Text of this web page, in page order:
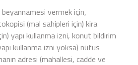
vermek için,
(mal sahipleri için) kira
yapı kullanma izni, konut bildirim
kullanma izni yoksa) nüfus
adresi (mahallesi, cadde ve